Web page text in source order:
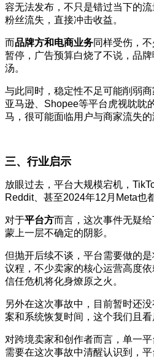
容无法发布，不只是错过当下的流
粉丝流失，直接冲击收益。
而品牌方和电商业务同样受伤，
暂停，广告预算白烧了不说，品
汤。
与此同时，稳定性不足可能削弱
亚马逊、Shopee等平台虎视眈眈
马，很可能面临用户与商家流失的
三、行业启示
放眼过去，平台大规模宕机，
Reddit、甚至2024年12月Meta也
对于平台方而言，这次事件无疑给
蒙上一层不确定的阴影。
但抛开后续不谈，平台需要做的
议程，不少卖家的核心运营高度依
信任危机将化身燎原之火。
另外在这次事故中，目前暂时还
案和系统恢复时间，这个我们且看
对跨境卖家和创作者而言，单一
需要在这次事故中清醒认识到，